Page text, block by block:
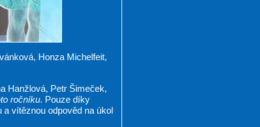
Honza Michelfeit,
Hanžlová, Petr Šimeček,
ročníku. Pouze díky
vítěznou odpověd na úkol